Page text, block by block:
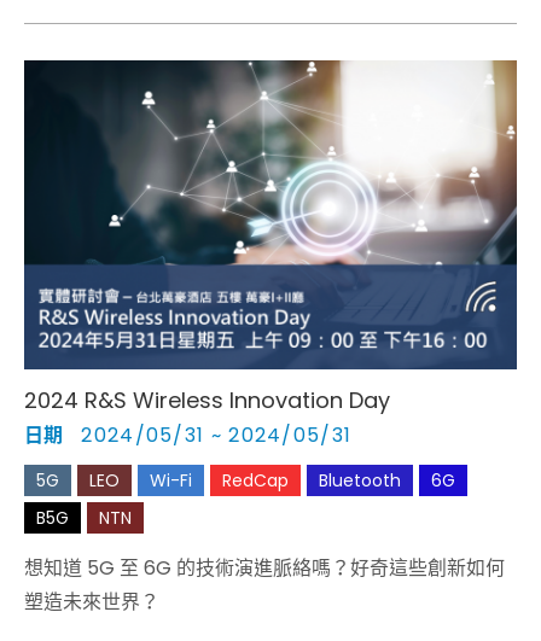
2024 R&S Wireless Innovation Day
日期 2024/05/31 ~ 2024/05/31
5G LEO Wi-Fi RedCap Bluetooth
6G
B5G
NTN
想知道 5G 至 6G 的技術演進脈絡嗎？好奇這些創新如何
塑造未來世界？